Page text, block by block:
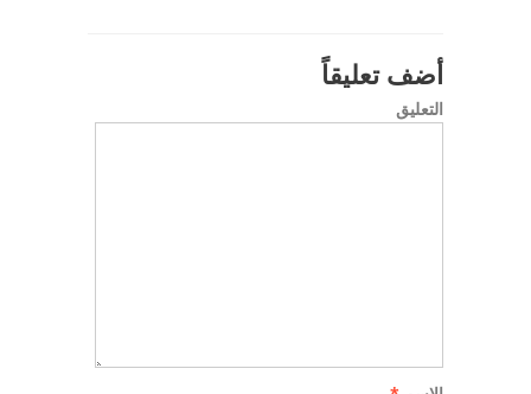
أضف تعليقاً
التعليق